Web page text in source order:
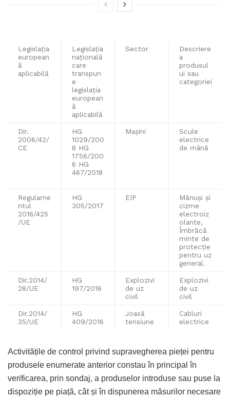
Legislaţia
european
ă
aplicabilă
Legislaţia
naţională
care
transpun
e
legislaţia
european
ă
aplicabilă
Sector
Descriere
a
produsul
ui sau
categoriei
Dir.
2006/42/
CE
HG
1029/200
8 HG
1756/200
6 HG
467/2018
Mașini
Scule
electrice
de mână
Regulame
ntul
2016/425
/UE
HG
305/2017
EIP
Mănuși și
cizme
electroiz
olante,
Îmbrăcă
minte de
protecție
pentru uz
general.
Dir.2014/
28/UE
HG
197/2016
Explozivi
de uz
civil
Explozivi
de uz
civil
Dir.2014/
35/UE
HG
409/2016
Joasă
tensiune
Cabluri
electrice
Activitățile de control privind supravegherea pieței pentru
produsele enumerate anterior constau în principal în
verificarea, prin sondaj, a produselor introduse sau puse la
dispoziție pe piață, cât și în dispunerea măsurilor necesare